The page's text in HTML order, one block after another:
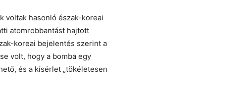
voltak hasonló észak-koreai
atomrobbantást hajtott
koreai bejelentés szerint a
volt, hogy a bomba egy
és a kísérlet „tökéletesen